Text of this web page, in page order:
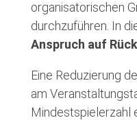
organisatorischen
durchzuführen. In
Anspruch auf
Eine Reduzierung
am
Mindestspielerzahl